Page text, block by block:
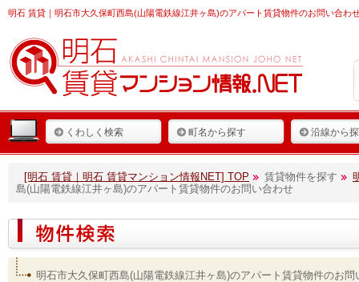
明石 賃貸 ｜明石市大久保町西島(山陽電鉄線江井ヶ島)のアパート賃貸物件のお問い合わ
くわしく検索 町名から探す 沿線から
[明石 賃貸｜明石 賃貸マンション情報NET] TOP 賃貸物件を探す
島(山陽電鉄線江井ヶ島)のアパート賃貸物件のお問い合わせ
明石市大久保町西島(山陽電鉄線江井ヶ島)のアパート賃貸物件のお問